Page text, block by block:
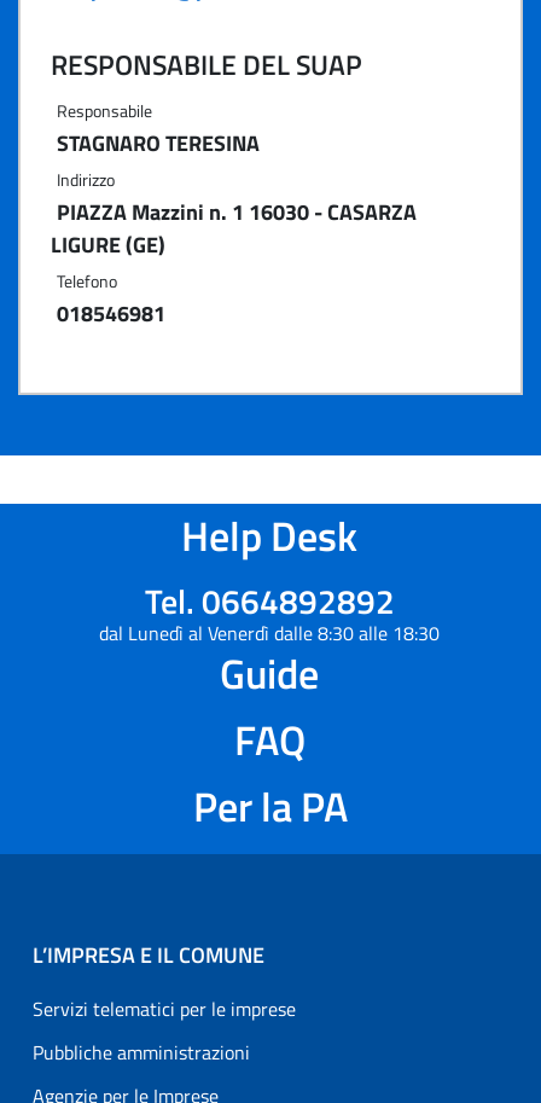
RESPONSABILE DEL SUAP
Responsabile
STAGNARO TERESINA
Indirizzo
PIAZZA Mazzini n. 1 16030 - CASARZA
LIGURE (GE)
Telefono
018546981
Help Desk
Tel. 0664892892
dal Lunedì al Venerdì dalle 8:30 alle 18:30
Guide
FAQ
Per la PA
L’IMPRESA E IL COMUNE
Servizi telematici per le imprese
Pubbliche amministrazioni
Agenzie per le Imprese